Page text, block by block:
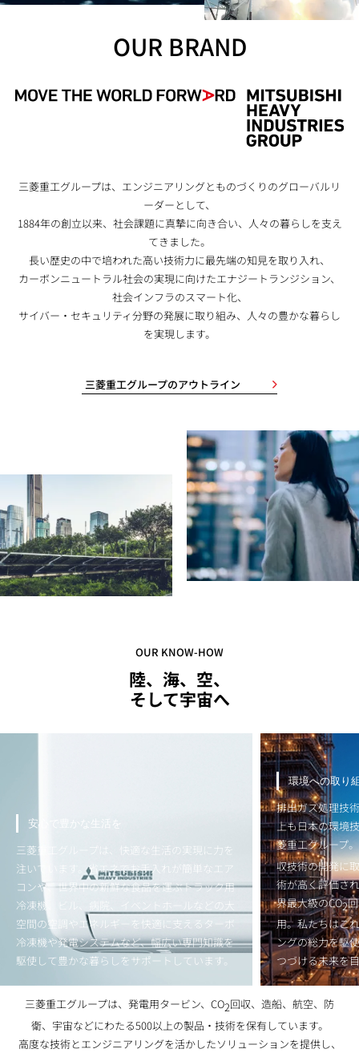
OUR BRAND
三菱重工グループは、エンジニアリングとものづくりのグローバルリ
ーダーとして、
1884年の創立以来、社会課題に真摯に向き合い、人々の暮らしを支え
てきました。
長い歴史の中で培われた高い技術力に最先端の知見を取り入れ、
カーボンニュートラル社会の実現に向けたエナジートランジション、
社会インフラのスマート化、
サイバー・セキュリティ分野の発展に取り組み、人々の豊かな暮らし
を実現します。
三菱重工グループのアウトライン
OUR KNOW-HOW
陸、海、空、
そして宇宙へ
上も日本の環境技術の発展をリードしてきた三
菱重工グループ。つねに効率的に優れたCO2回
収技術の開発に取り組んでいます。これらの技
術が高く評価され、米国テキサス州における世
界最大級のCO
回収プラントなど世界中で採
用。私たちはこれまで築いてきたエンジニアリ
ングの総力を駆使して、人と地球がともに在り
つづける未来を目指しています。
先端技術がつ
三菱重工グルー
と物流をさまざ
えばeコマース
ーズが世界規模
流現場へ、レー
トや自動倉庫な
両面から最適な
三菱重工グループは、発電用タービン、CO2回収、造船、航空、防
衛、宇宙などにわたる500以上の製品・技術を保有しています。
高度な技術とエンジニアリングを活かしたソリューションを提供し、